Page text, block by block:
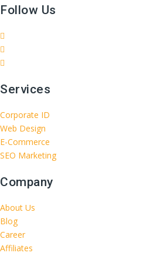
Follow Us
Services
Corporate ID
Web Design
E-Commerce
SEO Marketing
Company
About Us
Blog
Career
Affiliates